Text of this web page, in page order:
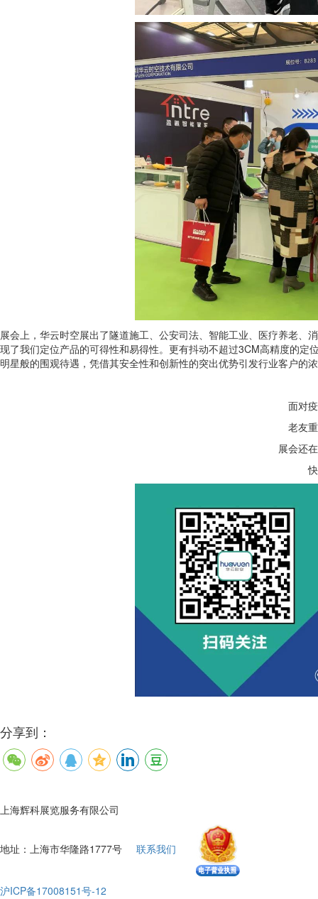
展会上，华云时空展出了隧道施工、公安司法、智能工业、医疗养老
现了我们定位产品的可得性和易得性。更有抖动不超过3CM高精度的
明星般的围观待遇，凭借其安全性和创新性的突出优势引发行业客户的
面对
老友
展会还
分享到：
上海辉科展览服务有限公司
地址：上海市华隆路1777号 联系我们
沪ICP备17008151号-12